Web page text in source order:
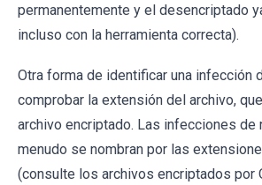
permanentemente y el desencriptado
incluso con la herramienta correcta).
Otra forma de identificar una infección
comprobar la extensión del archivo,
archivo encriptado. Las infecciones de
menudo se nombran por las
(consulte los archivos encriptados por